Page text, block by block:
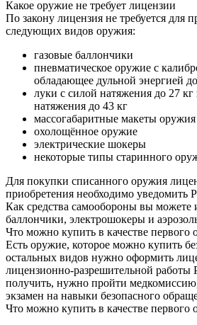
Какое оружие не требует лицензии
По закону лицензия не требуется для
следующих видов оружия:
газовые баллончики
пневматическое оружие с
обладающее дульной энергией
луки с силой натяжения до 27 кг
натяжения до 43 кг
массогабаритные макеты оружия
охолощённое оружие
электрические шокеры
некоторые типы старинного
Для покупки списанного оружия
приобретения необходимо уведомить
Как средства самообороны вы можете
баллончики, электрошокеры и
Что можно купить в качестве первого
Есть оружие, которое можно купить
остальных видов нужно оформить
лицензионно-разрешительной работы
получить, нужно пройти
экзамен на навыки безопасного
Что можно купить в качестве первого